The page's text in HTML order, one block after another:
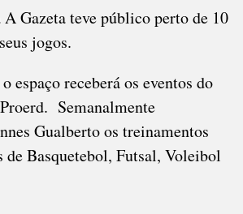
A Gazeta teve público perto de 10
jogos.
espaço receberá os eventos do
Semanalmente
Gualberto os treinamentos
de Basquetebol, Futsal, Voleibol